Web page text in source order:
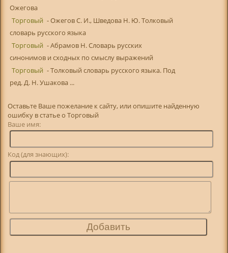
Ожегова
Торговый - Ожегов С. И., Шведова Н. Ю. Толковый
словарь русского языка
Торговый - Абрамов Н. Словарь русских
синонимов и сходных по смыслу выражений
Торговый - Толковый словарь русского языка. Под
ред. Д. Н. Ушакова ...
Оставьте Ваше пожелание к сайту, или опишите найденную
ошибку в статье о Торговый
Ваше имя:
Код (для знающих):